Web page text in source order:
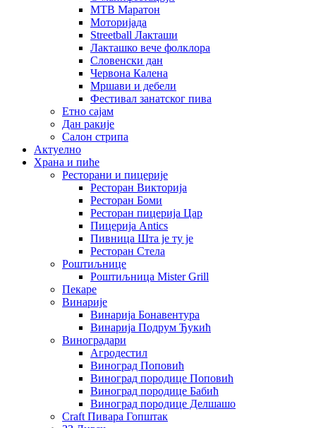
MTB Маратон
Моторијада
Streetball Лакташи
Лакташко вече фолклора
Словенски дан
Червона Калена
Мршави и дебели
Фестивал занатског пива
Етно сајам
Дан ракије
Салон стрипа
Актуелно
Храна и пиће
Ресторани и пицерије
Ресторан Викторија
Ресторан Боми
Ресторан пицерија Цар
Пицерија Аntics
Пивница Шта је ту је
Ресторан Стела
Роштиљнице
Роштиљница Mister Grill
Пекаре
Винарије
Винарија Бонавентура
Винарија Подрум Ђукић
Виноградари
Агродестил
Виноград Поповић
Виноград породице Поповић
Виноград породице Бабић
Виноград породице Делшашо
Craft Пивара Гопштак